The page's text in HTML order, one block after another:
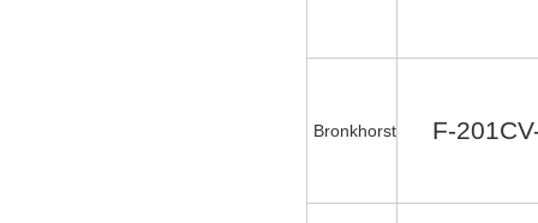
Bronkhorst F-